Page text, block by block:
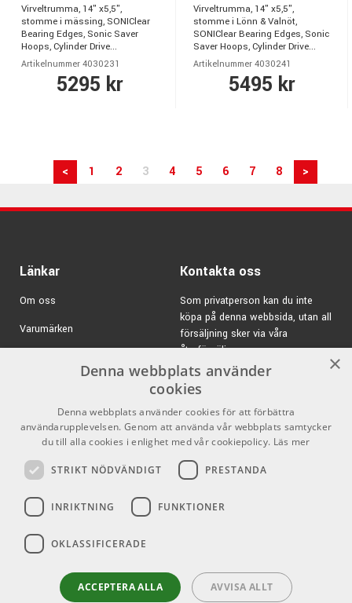
Virveltrumma, 14" x5,5",
stomme i mässing, SONIClear
Bearing Edges, Sonic Saver
Hoops, Cylinder Drive...
Artikelnummer 4030231
5295 kr
Virveltrumma, 14" x5,5",
stomme i Lönn & Valnöt,
SONIClear Bearing Edges, Sonic
Saver Hoops, Cylinder Drive...
Artikelnummer 4030241
5495 kr
< 1 2 3 4 5 6 7 8 >
Länkar
Om oss
Varumärken
Försäljningsvillkor
Inlogg för återförsäljare
Kontakta oss
Som privatperson kan du inte
köpa på denna webbsida, utan all
försäljning sker via våra
återförsäljare.
E-post:info@emnordic.se
Youtube
×
Denna webbplats använder
cookies
Denna webbplats använder cookies för att förbättra
användarupplevelsen. Genom att använda vår webbplats samtycker
du till alla cookies i enlighet med vår cookiepolicy. Läs mer
STRIKT NÖDVÄNDIGT PRESTANDA
INRIKTNING FUNKTIONER
OKLASSIFICERADE
ACCEPTERA ALLA AVVISA ALLT